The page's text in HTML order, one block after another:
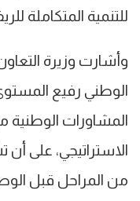
للتنمية المتكاملة
وأشارت وزيرة
الوطني رفيع
المشاورات الوطنية
الاستراتيجي، على أن
من المراحل قبل